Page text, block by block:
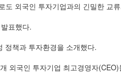
외국인 투자기업과의 긴밀한 교
표했다.
정책과 투자환경을 소개했다.
외국인 투자기업 최고경영자